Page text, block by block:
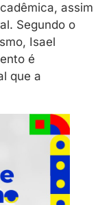
assim
Segundo o
Isael
é
que a